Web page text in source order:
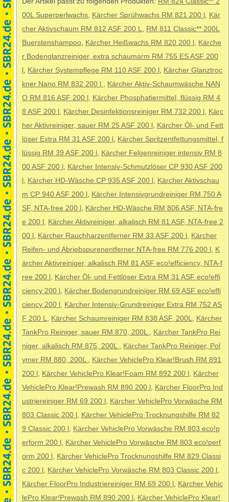
00L Superperlwachs Kärcher Sprühwachs RM 821 200 l Kär
cher Aktivschaum RM 812 ASF 200 L
RM 811 Classic** 200L
Buerstenshampoo Kärcher Heißwachs RM 820 200 l Kärche
r Bodenglanzreiniger, extra schaumarm RM 755 ES ASF 200
l Kärcher Systempflege RM 110 ASF 200 l Kärcher Glanztroc
kner Nano RM 832 200 l
Kärcher Aktiv-Schaumwäsche NAN
O RM 816 ASF 200 l Kärcher Phosphatiermittel, flüssig RM 4
8 ASF 200 l Kärcher Desinfektionsreiniger RM 732 200 l Kärc
her Aktivreiniger, sauer RM 25 ASF 200 l Kärcher Öl- und Fett
löser Extra RM 31 ASF 200 l Kärcher Spritzentfettungsmittel, f
lüssig RM 39 ASF 200 l Kärcher Felgenreiniger intensiv RM 8
00 ASF 200 l Kärcher Intensiv-Schmutzlöser CP 930 ASF 200
l Kärcher HD-Wäsche CP 935 ASF 200 l Kärcher Aktivschau
m CP 940 ASF 200 l Kärcher Intensivgrundreiniger RM 750 A
SF, NTA-free 200 l Kärcher HD-Wäsche RM 806 ASF, NTA-fre
e 200 l Kärcher Aktivreiniger, alkalisch RM 81 ASF, NTA-free 2
00 l Kärcher Rauchharzentferner RM 33 ASF 200 l Kärcher
Reifen- und Abriebspurenentferner NTA-free RM 776 200 l K
ärcher Aktivreiniger, alkalisch RM 81 ASF eco!efficiency, NTA-f
ree 200 l Kärcher Öl- und Fettlöser Extra RM 31 ASF eco!effi
ciency 200 l Kärcher Bodengrundreiniger RM 69 ASF eco!effi
ciency 200 l Kärcher Intensiv-Grundreiniger Extra RM 752 AS
F 200 L
Kärcher Schaumreiniger RM 838 ASF, 200L
Kärcher
TankPro Reiniger, sauer RM 870, 200L
Kärcher TankPro Rei
niger, alkalisch RM 875, 200L
Kärcher TankPro Reiniger, Pol
ymer RM 880, 200L
Kärcher VehiclePro Klear!Brush RM 891
200 l Kärcher VehiclePro Klear!Foam RM 892 200 l Kärcher
VehiclePro Klear!Prewash RM 890 200 l Kärcher FloorPro Ind
ustriereiniger RM 69 200 l Kärcher VehiclePro Vorwäsche RM
803 Classic 200 l Kärcher VehiclePro Trocknungshilfe RM 82
9 Classic 200 l Kärcher VehiclePro Vorwäsche RM 803 eco!p
erform 200 l Kärcher VehiclePro Vorwäsche RM 803 eco!perf
orm 200 l Kärcher VehiclePro Trocknungshilfe RM 829 Classi
c 200 l Kärcher VehiclePro Vorwäsche RM 803 Classic 200 l
Kärcher FloorPro Industriereiniger RM 69 200 l Kärcher Vehic
lePro Klear!Prewash RM 890 200 l Kärcher VehiclePro Klear!